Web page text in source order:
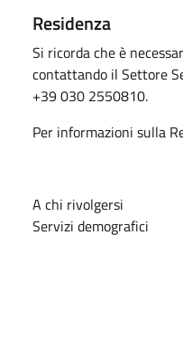
Residenza
Si ricorda che è
contattando il Settore
+39 030 2550810.
Per informazioni sulla
A chi rivolgersi
Servizi demografici